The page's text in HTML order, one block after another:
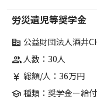
労災遺児等奨学金
corporate_fare 公益財団法人酒井
group人数：30人
currency_yen 総額/人：36万円
school 種類：奨学金ー給付